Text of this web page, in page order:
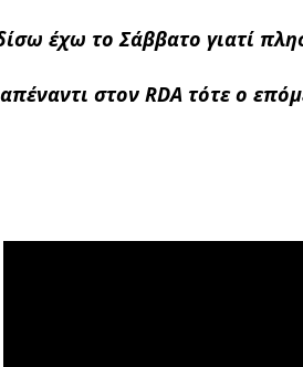
έχω το Σάββατο γιατί
στον RDA τότε ο